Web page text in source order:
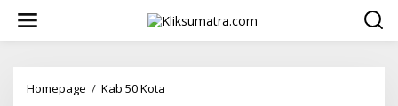
w
Homepage / Kab 50 Kota